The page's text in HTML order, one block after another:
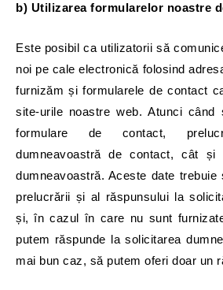
b) Utilizarea formularelor noastre
Este posibil ca utilizatorii să
noi pe cale electronică folosind
furnizăm și formularele de contact
site-urile noastre web. Atunci când
formulare de contact,
dumneavoastră de contact, cât și
dumneavoastră. Aceste date trebuie
prelucrării și al răspunsului la
și, în cazul în care nu sunt
putem răspunde la solicitarea
mai bun caz, să putem oferi doar un